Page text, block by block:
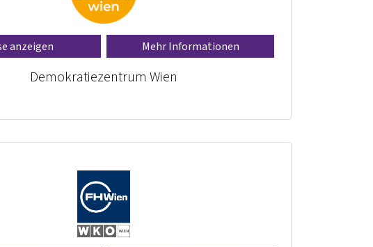
anzeigen Mehr Informationen
Demokratiezentrum Wien